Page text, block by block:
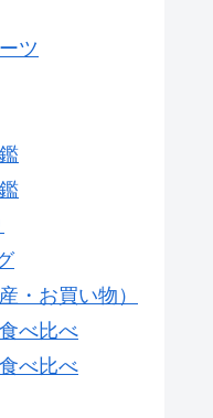
ツ
・お買い物）
べ比べ
べ比べ